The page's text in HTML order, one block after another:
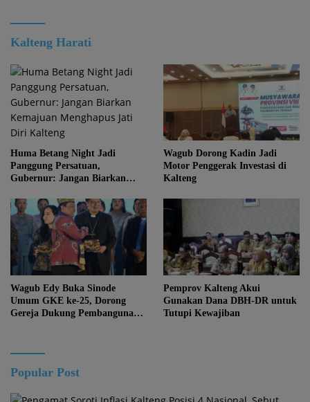
Kalteng Harati
Huma Betang Night Jadi
Panggung Persatuan,
Gubernur: Jangan Biarkan
Kalteng
Wagub Dorong Kadin Jadi
Motor Penggerak Investasi di
Kalteng
Wagub Edy Buka Sinode
Umum GKE ke-25, Dorong
Gereja Dukung Pembangunan
Pemprov Kalteng Akui
Gunakan Dana DBH-DR untuk
Tutupi Kewajiban
Popular Post